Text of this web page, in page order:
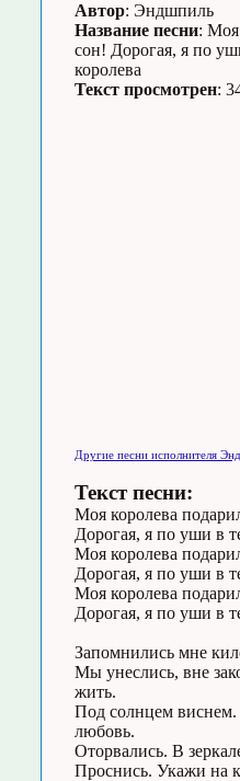
Автор: Эндшпиль
Название песни: Моя
сон! Дорогая, я по
королева
Текст просмотрен:
Другие песни исполнителя
Текст песни:
Моя королева
Дорогая, я по уши в
Моя королева
Дорогая, я по уши в
Моя королева
Дорогая, я по уши в
Запомнились мне
Мы унеслись, вне
жить.
Под солнцем виснем.
любовь.
Оторвались. В
Проснись. Укажи на